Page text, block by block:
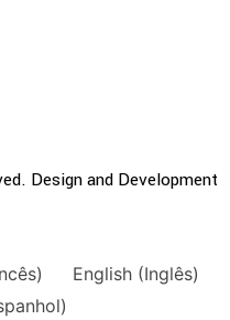
Design and Development
) English(Inglês)
)